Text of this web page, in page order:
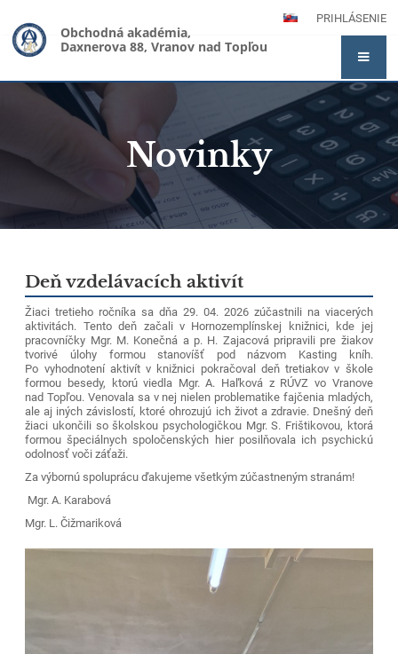
PRIHLÁSENIE
Obchodná akadémia,
Daxnerova 88, Vranov nad Topľou
Novinky
Deň vzdelávacích aktivít
Žiaci tretieho ročníka sa dňa 29. 04. 2026 zúčastnili na viacerých
aktivitách. Tento deň začali v Hornozemplínskej knižnici, kde jej
pracovníčky Mgr. M. Konečná a p. H. Zajacová pripravili pre žiakov
tvorivé úlohy formou stanovíšť pod názvom Kasting kníh.
Po vyhodnotení aktivít v knižnici pokračoval deň tretiakov v škole
formou besedy, ktorú viedla Mgr. A. Haľková z RÚVZ vo Vranove
nad Topľou. Venovala sa v nej nielen problematike fajčenia mladých,
ale aj iných závislostí, ktoré ohrozujú ich život a zdravie. Dnešný deň
žiaci ukončili so školskou psychologičkou Mgr. S. Frištikovou, ktorá
formou špeciálnych spoločenských hier posilňovala ich psychickú
odolnosť voči záťaži.
Za výbornú spoluprácu ďakujeme všetkým zúčastneným stranám!
Mgr. A. Karabová
Mgr. L. Čižmariková